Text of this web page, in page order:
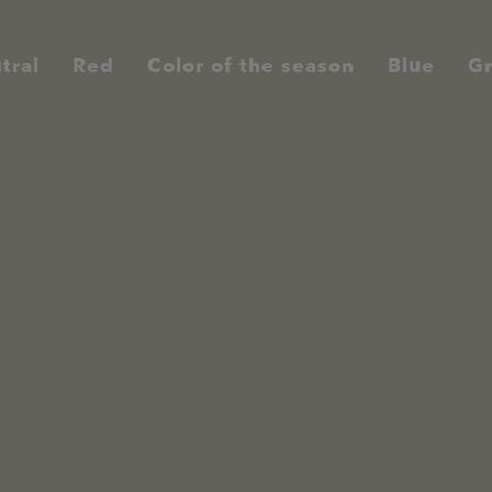
Red Color of the season Blue